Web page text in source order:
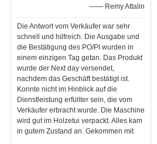
—— Remy Attalin
Die Antwort vom Verkäufer war sehr
schnell und hilfreich. Die Ausgabe und
die Bestätigung des PO/PI wurden in
einem einzigen Tag getan. Das Produkt
wurde der Next day versendet,
nachdem das Geschäft bestätigt ist.
Konnte nicht im Hinblick auf die
Dienstleistung erfüllter sein, die vom
Verkäufer erbracht wurde. Die Maschine
wird gut im Holzetui verpackt. Alles kam
in gutem Zustand an. Gekommen mit